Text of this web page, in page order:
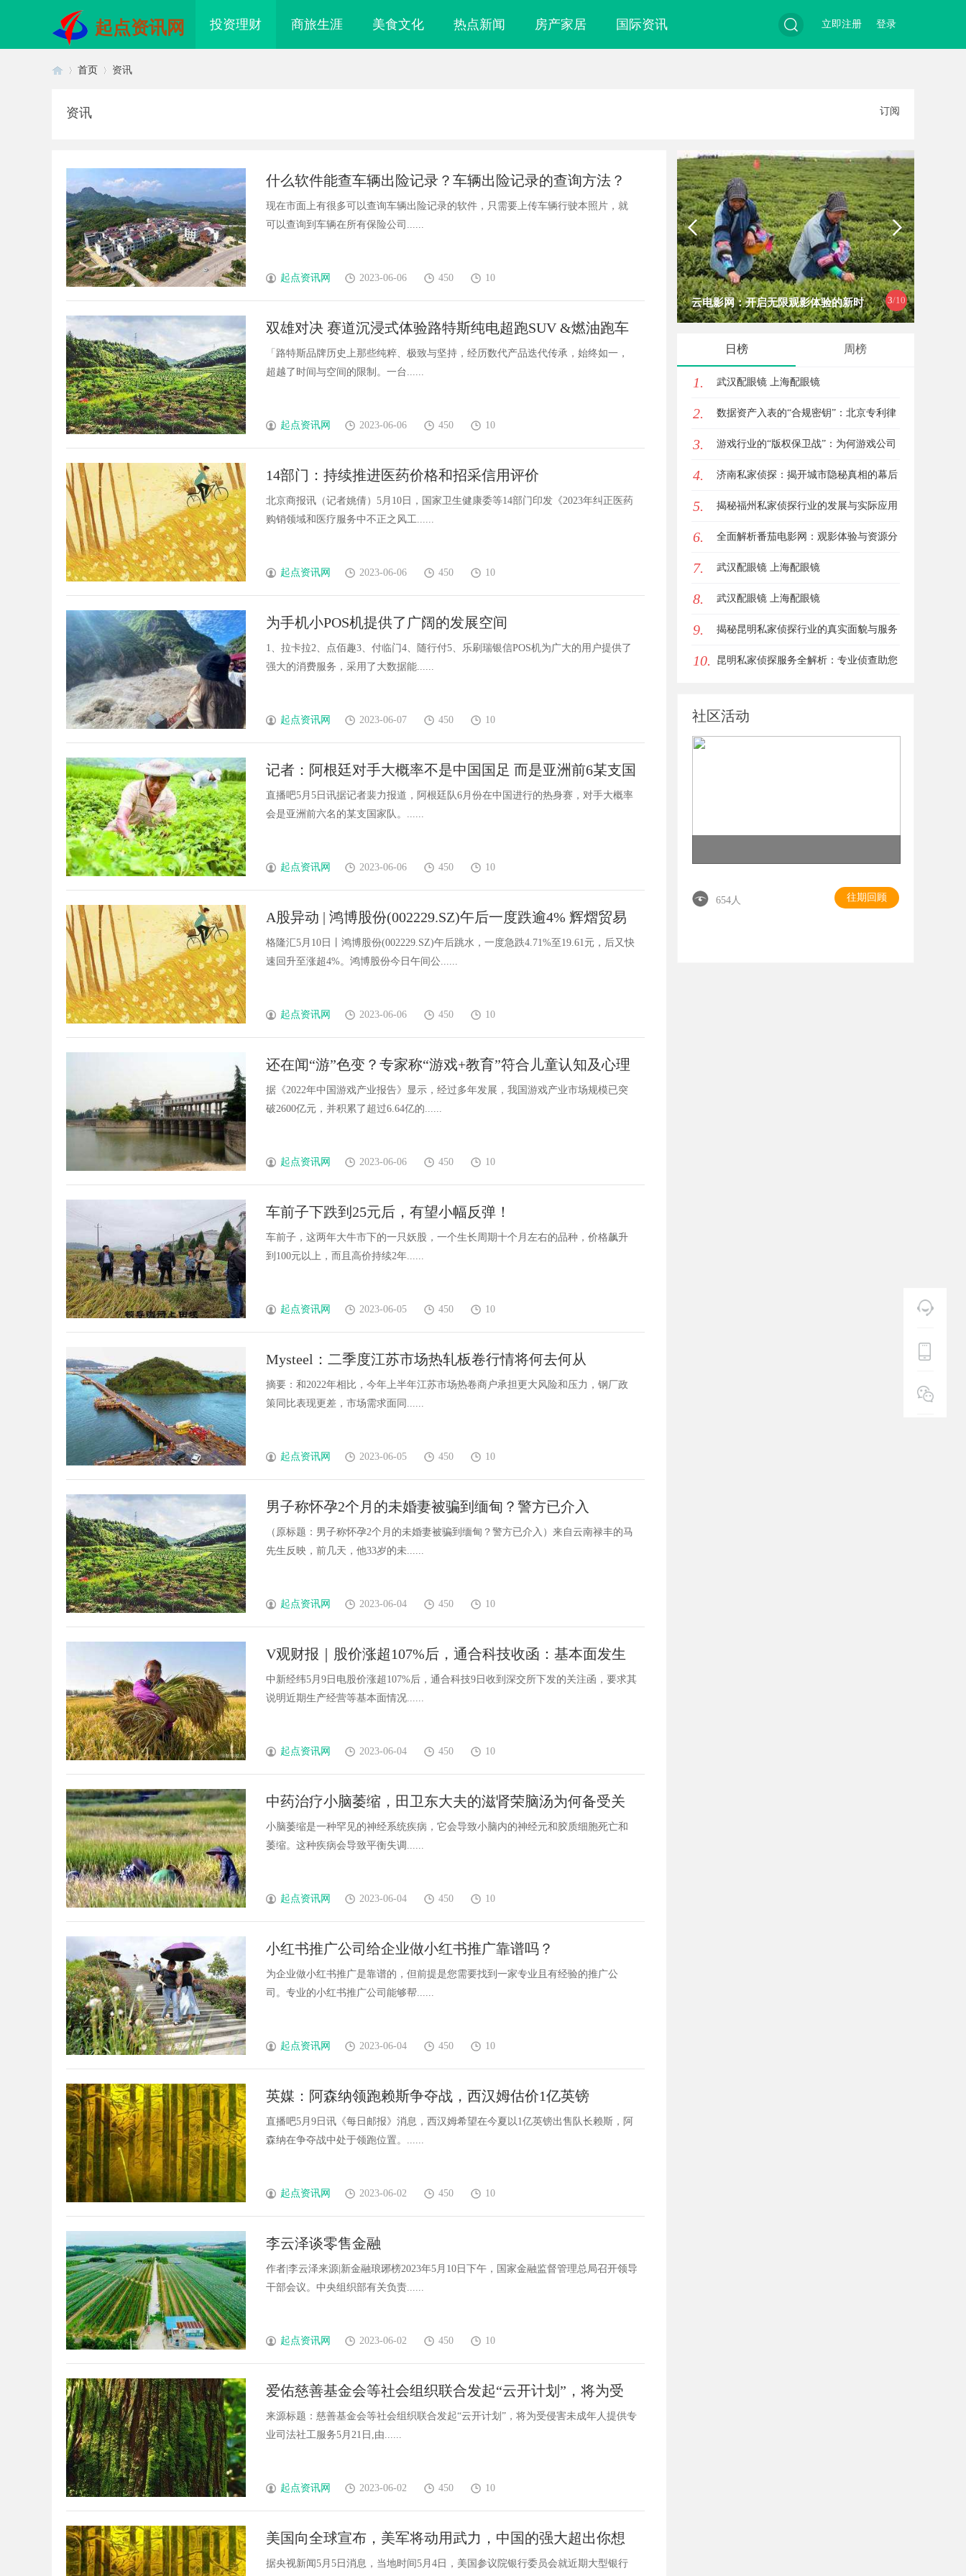
起点资讯网 投资理财 商旅生涯 美食文化 热点新闻 房产家居 国际资讯
索
登录
立即注册
首页 资讯
资讯 订阅
什么软件能查车辆出险记录？车辆出险记录的查询方法？
现在市面上有很多可以查询车辆出险记录的软件，只需要上传车辆行驶本照片，就
可以查询到车辆在所有保险公司......
起点资讯网 2023-06-06 450 10
双雄对决 赛道沉浸式体验路特斯纯电超跑SUV &燃油跑车
「路特斯品牌历史上那些纯粹、极致与坚持，经历数代产品迭代传承，始终如一，
超越了时间与空间的限制。一台......
起点资讯网 2023-06-06 450 10
14部门：持续推进医药价格和招采信用评价
北京商报讯（记者姚倩）5月10日，国家卫生健康委等14部门印发《2023年纠正医药
购销领域和医疗服务中不正之风工......
起点资讯网 2023-06-06 450 10
为手机小POS机提供了广阔的发展空间
1、拉卡拉2、点佰趣3、付临门4、随行付5、乐刷瑞银信POS机为广大的用户提供了
强大的消费服务，采用了大数据能......
起点资讯网 2023-06-07 450 10
记者：阿根廷对手大概率不是中国国足 而是亚洲前6某支国
家队
直播吧5月5日讯据记者裴力报道，阿根廷队6月份在中国进行的热身赛，对手大概率
会是亚洲前六名的某支国家队。......
起点资讯网 2023-06-06 450 10
A股异动 | 鸿博股份(002229.SZ)午后一度跌逾4% 辉熠贸易
及寓泰控股所持合计8094万股被法院司法冻结
格隆汇5月10日丨鸿博股份(002229.SZ)午后跳水，一度急跌4.71%至19.61元，后又快
速回升至涨超4%。鸿博股份今日午间公......
起点资讯网 2023-06-06 450 10
还在闻“游”色变？专家称“游戏+教育”符合儿童认知及心理
发展规律
据《2022年中国游戏产业报告》显示，经过多年发展，我国游戏产业市场规模已突
破2600亿元，并积累了超过6.64亿的......
起点资讯网 2023-06-06 450 10
车前子下跌到25元后，有望小幅反弹！
车前子，这两年大牛市下的一只妖股，一个生长周期十个月左右的品种，价格飙升
到100元以上，而且高价持续2年......
起点资讯网 2023-06-05 450 10
Mysteel：二季度江苏市场热轧板卷行情将何去何从
摘要：和2022年相比，今年上半年江苏市场热卷商户承担更大风险和压力，钢厂政
策同比表现更差，市场需求面同......
起点资讯网 2023-06-05 450 10
男子称怀孕2个月的未婚妻被骗到缅甸？警方已介入
（原标题：男子称怀孕2个月的未婚妻被骗到缅甸？警方已介入）来自云南禄丰的马
先生反映，前几天，他33岁的未......
起点资讯网 2023-06-04 450 10
V观财报｜股价涨超107%后，通合科技收函：基本面发生
重大变化？
中新经纬5月9日电股价涨超107%后，通合科技9日收到深交所下发的关注函，要求其
说明近期生产经营等基本面情况......
起点资讯网 2023-06-04 450 10
中药治疗小脑萎缩，田卫东大夫的滋肾荣脑汤为何备受关
注？
小脑萎缩是一种罕见的神经系统疾病，它会导致小脑内的神经元和胶质细胞死亡和
萎缩。这种疾病会导致平衡失调......
起点资讯网 2023-06-04 450 10
小红书推广公司给企业做小红书推广靠谱吗？
为企业做小红书推广是靠谱的，但前提是您需要找到一家专业且有经验的推广公
司。专业的小红书推广公司能够帮......
起点资讯网 2023-06-04 450 10
英媒：阿森纳领跑赖斯争夺战，西汉姆估价1亿英镑
直播吧5月9日讯《每日邮报》消息，西汉姆希望在今夏以1亿英镑出售队长赖斯，阿
森纳在争夺战中处于领跑位置。......
起点资讯网 2023-06-02 450 10
李云泽谈零售金融
作者|李云泽来源|新金融琅琊榜2023年5月10日下午，国家金融监督管理总局召开领导
干部会议。中央组织部有关负责......
起点资讯网 2023-06-02 450 10
爱佑慈善基金会等社会组织联合发起“云开计划”，将为受
侵害未成年人提供专业司法社工服务
来源标题：慈善基金会等社会组织联合发起“云开计划”，将为受侵害未成年人提供专
业司法社工服务5月21日,由......
起点资讯网 2023-06-02 450 10
美国向全球宣布，美军将动用武力，中国的强大超出你想
象！
据央视新闻5月5日消息，当地时间5月4日，美国参议院银行委员会就近期大型银行
3/10
眼镜 上海配眼镜 追风影视：引领数字影视新时代的创
新力量
武汉配眼镜 上海配眼镜 云电影网：开启无限观影体验的新时
日榜 周榜
1. 武汉配眼镜 上海配眼镜
2. 数据资产入表的“合规密钥”：北京专利律
师如何为数据知识产权登记扫清障碍
3. 游戏行业的“版权保卫战”：为何游戏公司
离不开版权律师
4. 济南私家侦探：揭开城市隐秘真相的幕后
英雄
5. 揭秘福州私家侦探行业的发展与实际应用
全解析
6. 全面解析番茄电影网：观影体验与资源分
享的优质平台
7. 武汉配眼镜 上海配眼镜
8. 武汉配眼镜 上海配眼镜
9. 揭秘昆明私家侦探行业的真实面貌与服务
价值
10. 昆明私家侦探服务全解析：专业侦查助您
社区活动
654人 往期回顾